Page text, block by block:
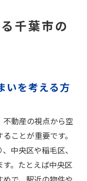
市での生活充実
おしゃれな部屋
両立させるコツ
インテリアの関
テリア配置の秘
千葉市の
いを考える方
動産の視点から空
ことが重要です。
中央区や稲毛区、
。たとえば中央区